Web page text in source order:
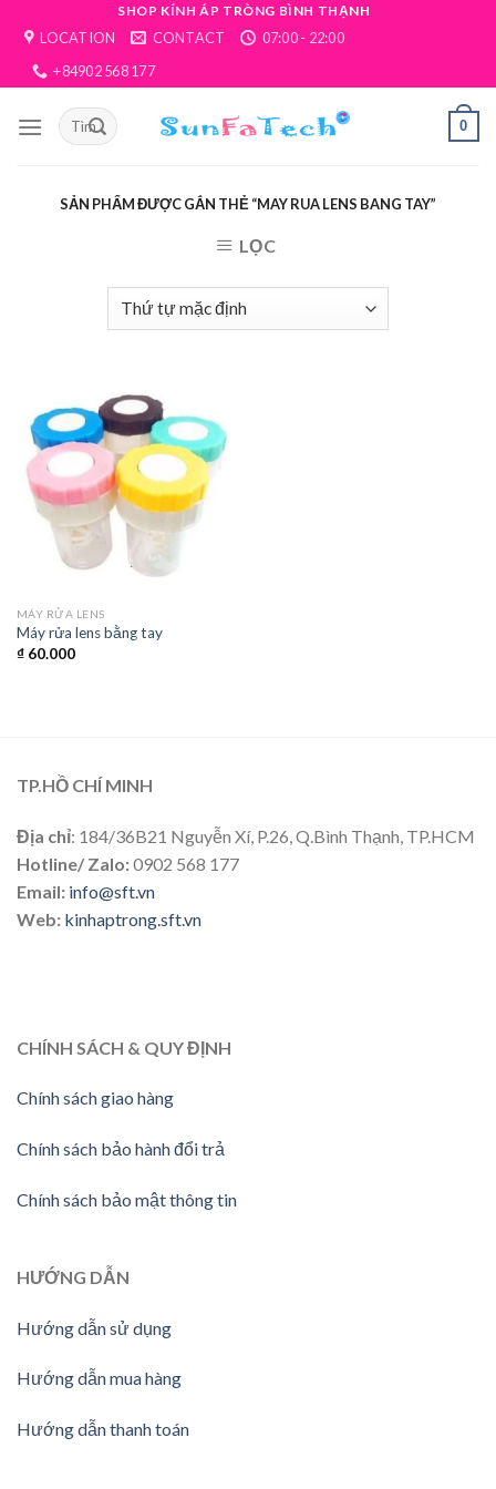
content
SHOP KÍNH ÁP TRÒNG BÌNH THẠNH
LOCATION CONTACT
07:00 - 22:00
+84902 568 177
0
SẢN PHẨM ĐƯỢC GẮN THẺ “MAY RUA LENS BANG TAY”
LỌC
MÁY RỬA LENS
Máy rửa lens bằng tay
₫60.000
TP.HỒ CHÍ MINH
Địa chỉ: 184/36B21 Nguyễn Xí, P.26, Q.Bình Thạnh, TP.HCM
Hotline/ Zalo:0902 568 177
Email: info@sft.vn
Web: kinhaptrong.sft.vn
CHÍNH SÁCH & QUY ĐỊNH
Chính sách giao hàng
Chính sách bảo hành đổi trả
Chính sách bảo mật thông tin
HƯỚNG DẪN
Hướng dẫn sử dụng
Hướng dẫn mua hàng
Hướng dẫn thanh toán